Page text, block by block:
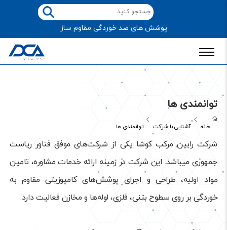
پوشش های ضد خوردگی مقاوم ساز
توانمندی ها
خانه آشنایی با شرکت توانمندی ها
شرکت رابین مرکب کوشا یکی از شرکت‌های موفق فناور ریاست
جمهوری می­باشد. این شرکت در زمینه ارائه خدمات مشاوره، تامین
مواد اولیه، طراحی و اجرای پوشش‌های کامپوزیتی مقاوم به
خوردگی بر روی سطوح بتنی، فلزی، لوله‌ها و مخازن فعالیت دارد.